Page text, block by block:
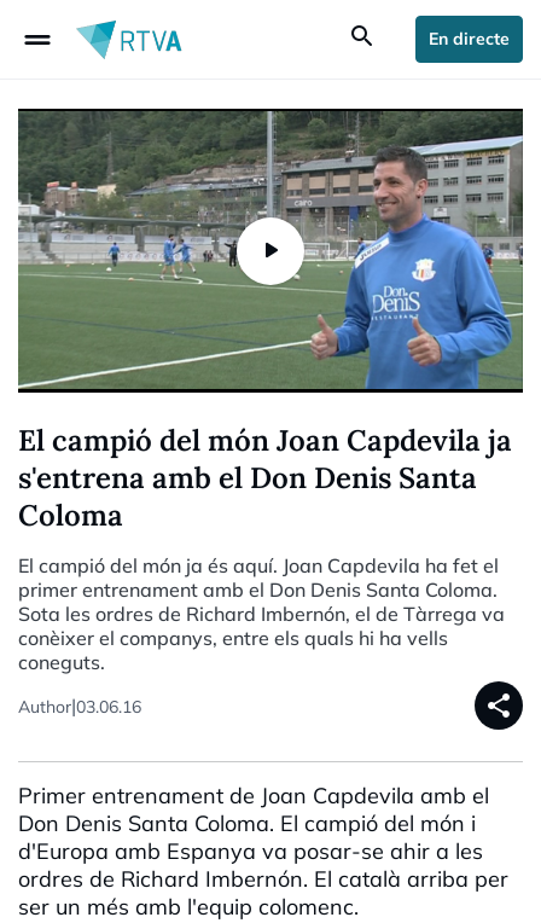
drag_handle search En directe
El campió del món Joan Capdevila ja
s'entrena amb el Don Denis Santa
Coloma
El campió del món ja és aquí. Joan Capdevila ha fet el
primer entrenament amb el Don Denis Santa Coloma.
Sota les ordres de Richard Imbernón, el de Tàrrega va
conèixer el companys, entre els quals hi ha vells
coneguts.
Author|03.06.16 share
Primer entrenament de Joan Capdevila amb el
Don Denis Santa Coloma. El campió del món i
d'Europa amb Espanya va posar-se ahir a les
ordres de Richard Imbernón. El català arriba per
ser un més amb l'equip colomenc.